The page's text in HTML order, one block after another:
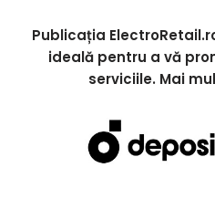
Publicația
ideală pentru a vă
serviciile. Mai